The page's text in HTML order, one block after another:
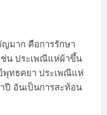
มาก คือการรักษา
ช่น ประเพณีแห่ผ้าขึ้น
พุทธคยา ประเพณีแห่
ปี อันเป็นการสะท้อน